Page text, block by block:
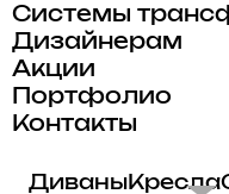
Системы
Дизайнерам
Акции
Портфолио
Контакты
ДиваныКресла